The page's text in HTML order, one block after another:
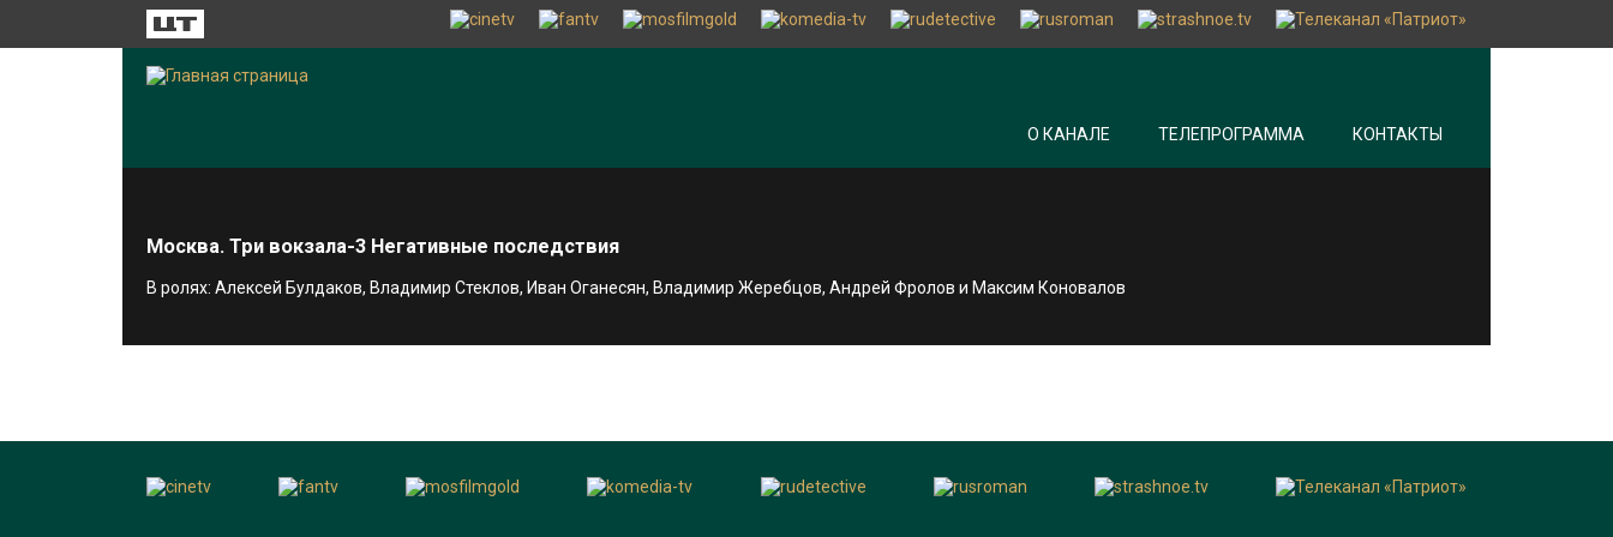
О КАНАЛЕ ТЕЛЕПРОГРАММА КОНТАКТЫ
Москва. Три вокзала-3 Негативные последствия
В ролях: Алексей Булдаков, Владимир Стеклов, Иван Оганесян, Владимир Жеребцов, Андрей Фролов и Максим Коновалов